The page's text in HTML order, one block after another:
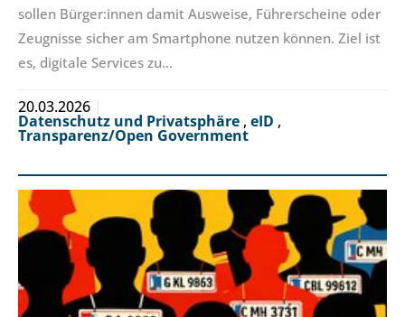
sollen Bürger:innen damit Ausweise, Führerscheine oder
Zeugnisse sicher am Smartphone nutzen können. Ziel ist
es, digitale Services zu…
20.03.2026
Datenschutz und Privatsphäre , eID ,
Transparenz/Open Government